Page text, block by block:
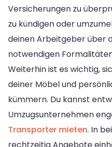
Versicherungen zu
zu kündigen oder
deinen Arbeitgeber über
notwendigen
Weiterhin ist es wichtig,
deiner Möbel und
kümmern. Du kannst
Umzugsunternehmen
Transporter mieten. In
rechtzeitig Angebote